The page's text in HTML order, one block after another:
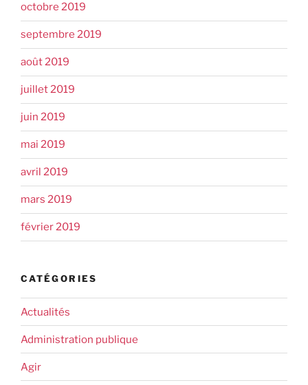
octobre 2019
septembre 2019
août 2019
juillet 2019
juin 2019
mai 2019
avril 2019
mars 2019
février 2019
CATÉGORIES
Actualités
Administration publique
Agir